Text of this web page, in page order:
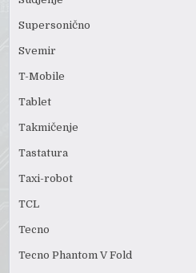
Supersonično
Svemir
T-Mobile
Tablet
Takmičenje
Tastatura
Taxi-robot
TCL
Tecno
Tecno Phantom V Fold